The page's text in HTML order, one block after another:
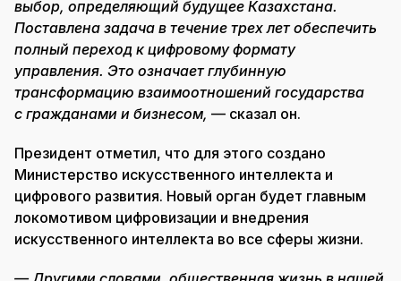
выбор, определяющий будущее Казахстана.
Поставлена задача в течение трех лет обеспечить
полный переход к цифровому формату
управления. Это означает глубинную
трансформацию взаимоотношений государства
с гражданами и бизнесом, — сказал он.
Президент отметил, что для этого создано
Министерство искусственного интеллекта и
цифрового развития. Новый орган будет главным
локомотивом цифровизации и внедрения
искусственного интеллекта во все сферы жизни.